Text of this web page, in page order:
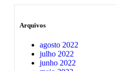
Arquivos
agosto 2022
julho 2022
junho 2022